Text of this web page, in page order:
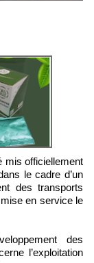
le cadre d’un
des transports
en service le
des
l’exploitation